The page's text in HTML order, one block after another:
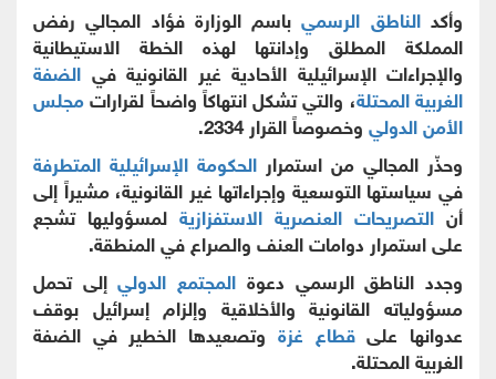
وأكدالناطق الرسميباسم الوزارة فؤاد المجالي رفض
المملكة المطلق وإدانتها لهذه الخطة الاستيطانية
والإجراءات الإسرائيلية الأحادية غير القانونية في الضفة
الغربية المحتلة، والتي تشكل انتهاكاً واضحاً لقراراتمجلس
الأمن الدوليوخصوصاً القرار 2334.
وحذّر المجالي من استمرار الحكومة الإسرائيلية المتطرفة
في سياستها التوسعية وإجراءاتها غير القانونية، مشيراً إلى
أن التصريحات العنصرية الاستفزازية لمسؤوليها تشجع
على استمرار دوامات العنف والصراع في المنطقة.
وجدد الناطق الرسمي دعوة المجتمع الدوليإلى تحمل
مسؤولياته القانونية والأخلاقية وإلزام إسرائيل بوقف
عدوانها علىقطاع غزة وتصعيدها الخطير في الضفة
الغربية المحتلة.